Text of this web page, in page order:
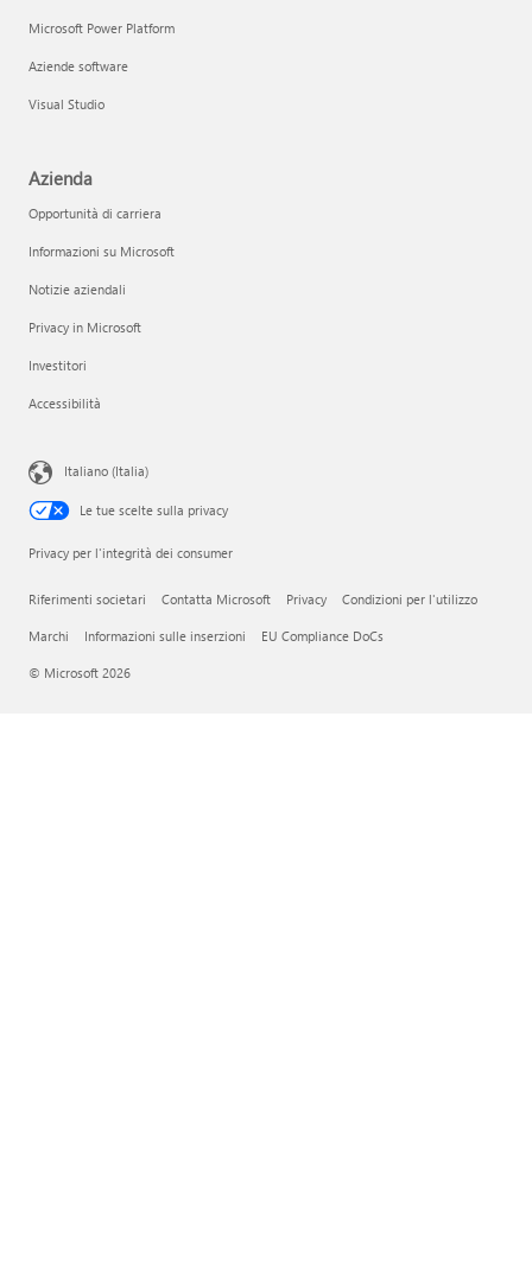
Microsoft Power Platform
Aziende software
Visual Studio
Azienda
Opportunità di carriera
Informazioni su Microsoft
Notizie aziendali
Privacy in Microsoft
Investitori
Accessibilità
Italiano (Italia)
Le tue scelte sulla privacy
Privacy per l'integrità dei consumer
Riferimenti societari Contatta Microsoft Privacy Condizioni per l'utilizzo
Marchi Informazioni sulle inserzioni EU Compliance DoCs
© Microsoft 2026